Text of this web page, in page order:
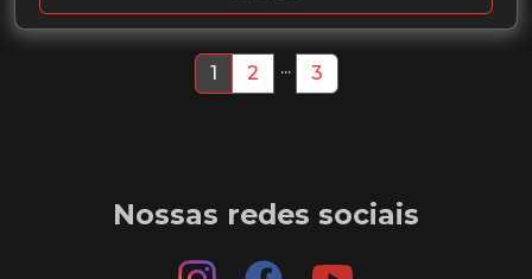
1 2 ... 3
Nossas redes sociais